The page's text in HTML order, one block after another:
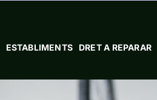
ESTABLIMENTS DRET A REPARAR